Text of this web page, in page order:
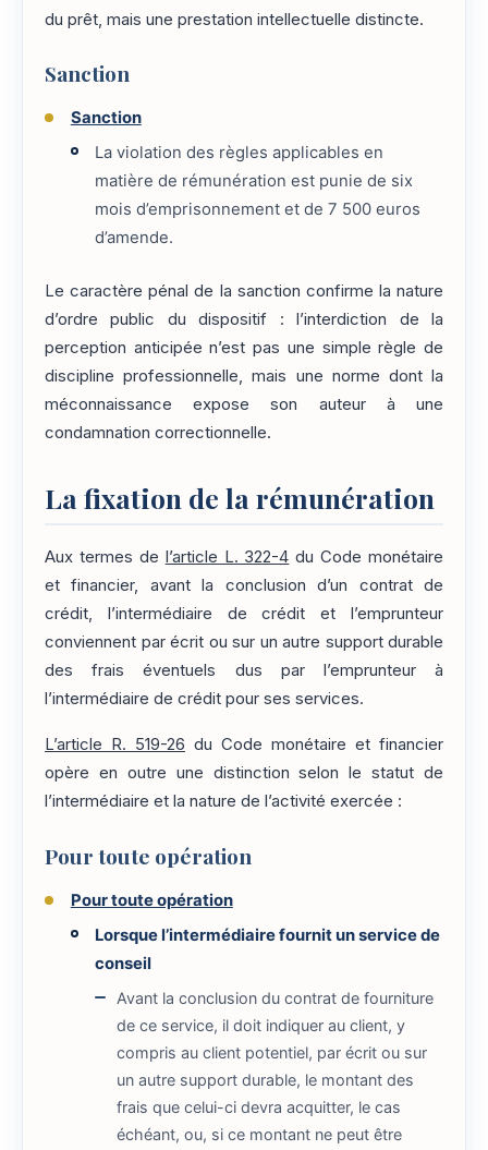
du prêt, mais une prestation intellectuelle distincte.
Sanction
Sanction
La violation des règles applicables en
matière de rémunération est punie de six
mois d’emprisonnement et de 7 500 euros
d’amende.
Le caractère pénal de la sanction confirme la nature
d’ordre public du dispositif : l’interdiction de la
perception anticipée n’est pas une simple règle de
discipline professionnelle, mais une norme dont la
méconnaissance expose son auteur à une
condamnation correctionnelle.
La fixation de la rémunération
Aux termes de l’article L. 322-4 du Code monétaire
et financier, avant la conclusion d’un contrat de
crédit, l’intermédiaire de crédit et l’emprunteur
conviennent par écrit ou sur un autre support durable
des frais éventuels dus par l’emprunteur à
l’intermédiaire de crédit pour ses services.
L’article R. 519-26 du Code monétaire et financier
opère en outre une distinction selon le statut de
l’intermédiaire et la nature de l’activité exercée :
Pour toute opération
Pour toute opération
Lorsque l’intermédiaire fournit un service de
conseil
Avant la conclusion du contrat de fourniture
de ce service, il doit indiquer au client, y
compris au client potentiel, par écrit ou sur
un autre support durable, le montant des
frais que celui-ci devra acquitter, le cas
échéant, ou, si ce montant ne peut être